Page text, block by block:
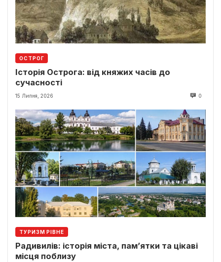
ОСТРОГ
Історія Острога: від княжих часів до
сучасності
15 Липня, 2026 0
ТУРИЗМ РІВНЕ
Радивилів: історія міста, пам’ятки та цікаві
місця поблизу